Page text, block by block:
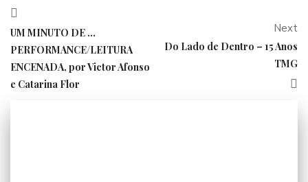
UM MINUTO DE …
PERFORMANCE/LEITURA
ENCENADA, por Victor Afonso
e Catarina Flor
Next
Do Lado de Dentro – 15 Anos
TMG